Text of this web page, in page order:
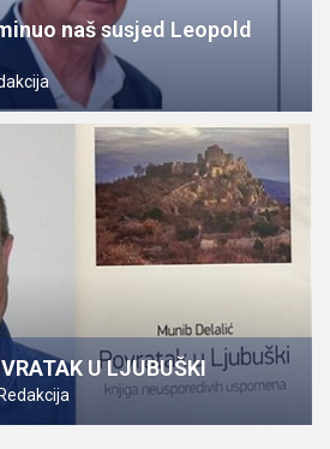
naš susjed Leopold
U LJUBUŠKI
Redakcija